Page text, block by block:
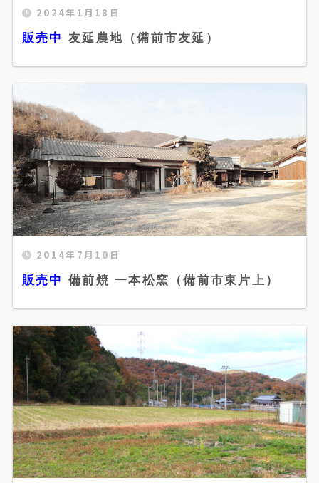
販売中 友延農地（備前市友延）" width="520"
height="300" />
2024年1月18日
販売中 友延農地（備前市友延）
2014年7月10日
販売中 備前焼 一本松窯（備前市東片上）